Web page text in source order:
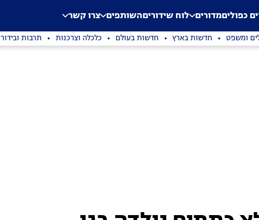
Application error: a
. כפוליםמדורים לוח שידוריםהשותפים צרו קשר
ומשפט חדשות בארץ חדשות בעולם כלכלה וצרכנות תרבות ובידור